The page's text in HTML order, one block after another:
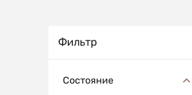
Фильтр
Состояние